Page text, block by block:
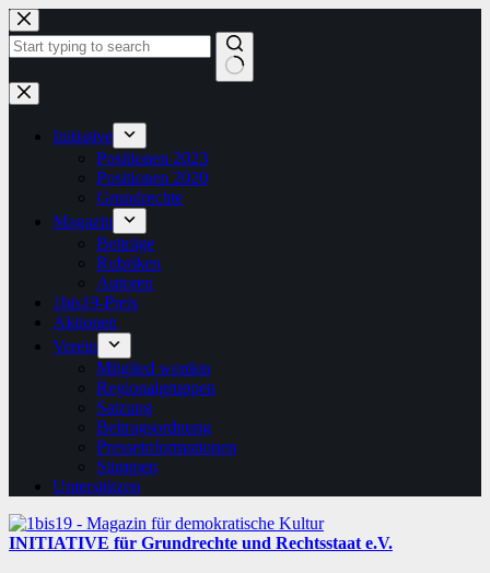
Zum
Inhalt
springen
Keine
Ergebnisse
Initiative
Positionen 2023
Positionen 2020
Grundrechte
Magazin
Beiträge
Rubriken
Autoren
1bis19-Preis
Aktionen
Verein
Mitglied werden
Regionalgruppen
Satzung
Beitragsordnung
Presseinformationen
Stimmen
Unterstützen
INITIATIVE für Grundrechte und Rechtsstaat e.V.